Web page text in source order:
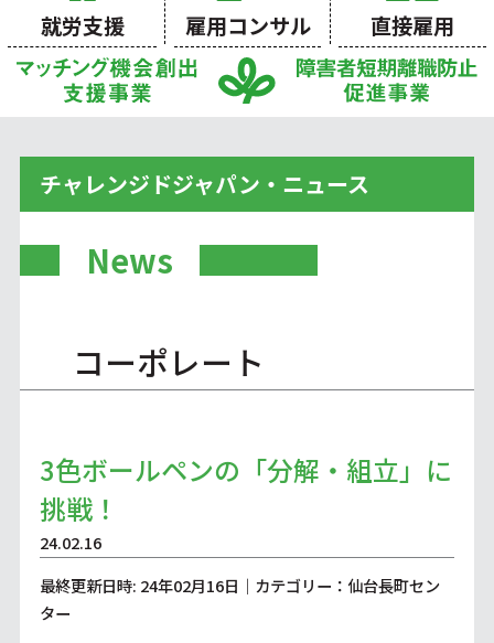
就労支援 雇用コンサル 直接雇用
チャレンジドジャパン・ニュース
News
コーポレート
3色ボールペンの「分解・組立」に
挑戦！
24.02.16
最終更新日時: 24年02月16日｜カテゴリー：仙台長町セン
ター